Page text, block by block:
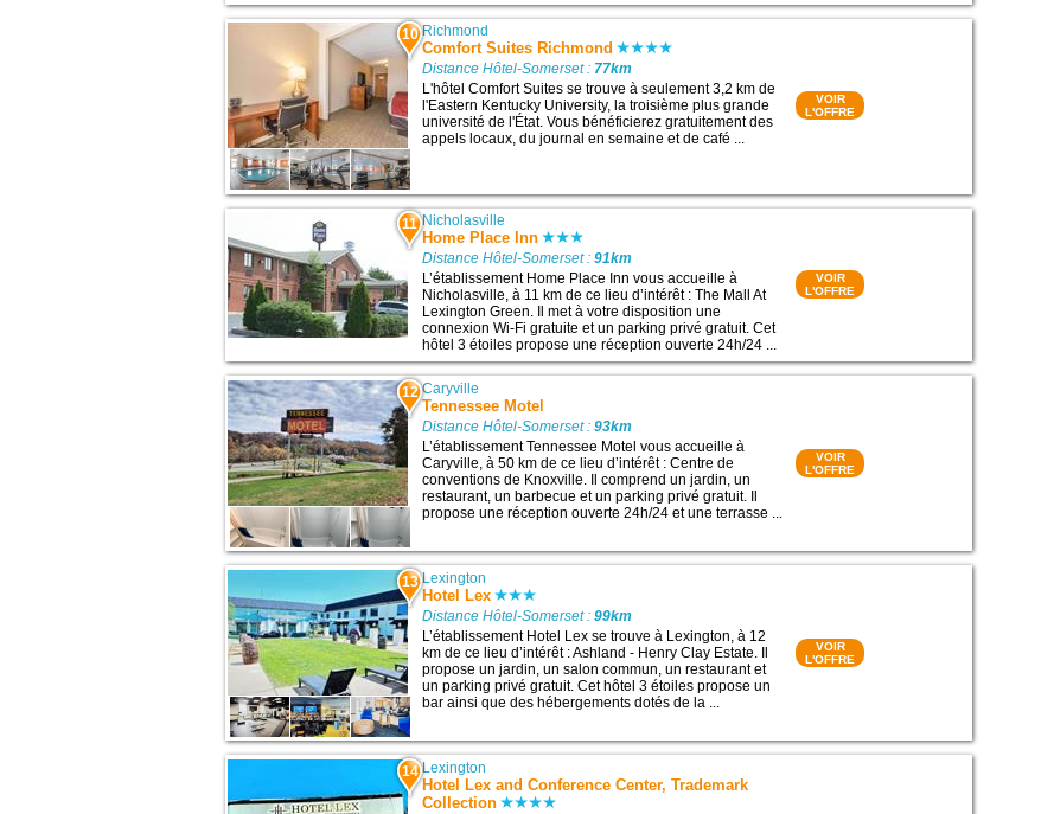
10 Richmond
Comfort Suites Richmond
Distance Hôtel-Somerset : 77km
L'hôtel Comfort Suites se trouve à seulement 3,2 km de
l'Eastern Kentucky University, la troisième plus grande
université de l'État. Vous bénéficierez gratuitement des
appels locaux, du journal en semaine et de café ...
VOIR
L'OFFRE
11 Nicholasville
Home Place Inn
Distance Hôtel-Somerset :91km
L’établissement Home Place Inn vous accueille à
Nicholasville, à 11 km de ce lieu d’intérêt : The Mall At
Lexington Green. Il met à votre disposition une
connexion Wi-Fi gratuite et un parking privé gratuit. Cet
hôtel 3 étoiles propose une réception ouverte 24h/24 ...
VOIR
L'OFFRE
12 Caryville
Tennessee Motel
Distance Hôtel-Somerset :93km
L’établissement Tennessee Motel vous accueille à
Caryville, à 50 km de ce lieu d’intérêt : Centre de
conventions de Knoxville. Il comprend un jardin, un
restaurant, un barbecue et un parking privé gratuit. Il
propose une réception ouverte 24h/24 et une terrasse ...
VOIR
L'OFFRE
13 Lexington
Hotel Lex
Distance Hôtel-Somerset :99km
L’établissement Hotel Lex se trouve à Lexington, à 12
km de ce lieu d’intérêt : Ashland - Henry Clay Estate. Il
propose un jardin, un salon commun, un restaurant et
un parking privé gratuit. Cet hôtel 3 étoiles propose un
bar ainsi que des hébergements dotés de la ...
VOIR
L'OFFRE
14 Lexington
Hotel Lex and Conference Center, Trademark
Collection